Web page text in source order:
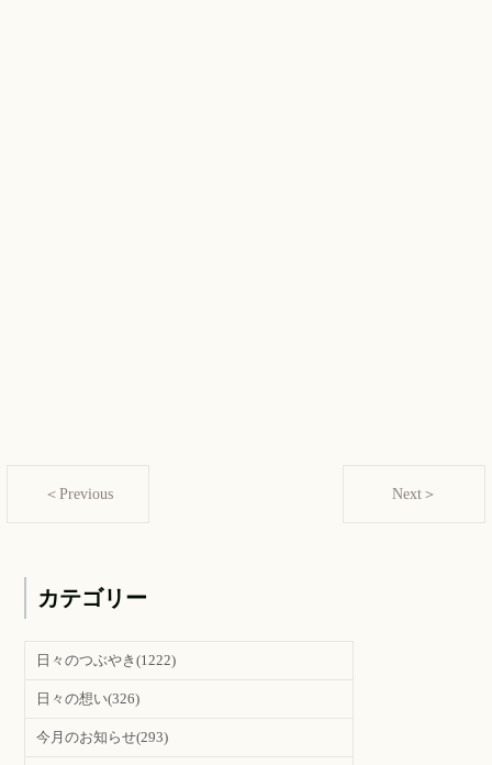
＜Previous Next＞
カテゴリー
日々のつぶやき(1222)
日々の想い(326)
今月のお知らせ(293)